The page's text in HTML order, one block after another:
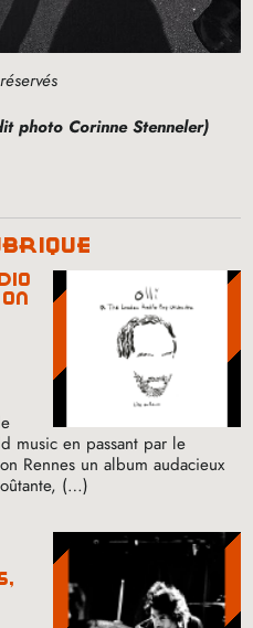
photo Corinne Stenneler)
music en passant par le
Rennes un album audacieux
(…)